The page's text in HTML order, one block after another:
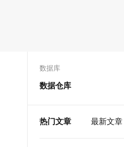
数据库
数据仓库
热门文章 最新文章